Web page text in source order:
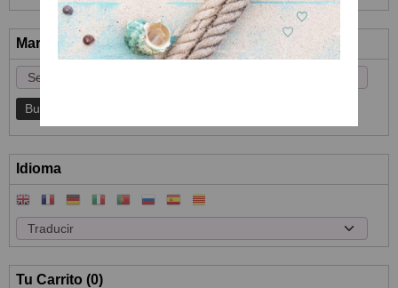
Marcas
Idioma
Tu Carrito (0)